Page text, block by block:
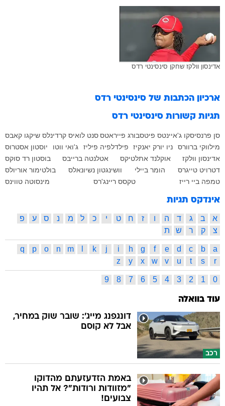
אדינסון וולקז שחקן סינסינטי רדס
ארכיון הכתבות של סינסינטי רדס
תגיות קשורות סינסינטי רדס
סן פרנסיסקו ג'איינטס פיטסבורג פייראטס סנט לואיס קרדינלס שיקגו קאבס
מילווקי ברוורס
ניו יורק יאנקיז פילדלפיה פיליז ג'ואי ווטו
יוסטון אסטרוס
אדינסון וולקז
אוקלנד אתלטיקס אטלנטה ברייבס
בוסטון רד סוקס
דטרויט טייגרס
הומר ביילי וושינגטון נשיונאלס
בולטימור אוריולס
טמפה ביי רייז
טקסס ריינג'רס מינסוטה טווינס
אינדקס תגיות
א ב ג ד ה ו ז ח ט י כ ל מ נ ס ע
פ
צ
ק ר ש ת
a
b
c
d
e
f
g
h
i
j
k
m
n
o
p
q
r
s
t
u
v
w
x
y
z
0
1
2
3
4
5
6
7
8
9
עוד בוואלה
רכב
דונגפנג מייג': שובר שוק במחיר,
אבל לא קוסם
באמת הזדעזעתם מהדוקו
"מזוודות ורודות"? אל תהיו
צבועים!